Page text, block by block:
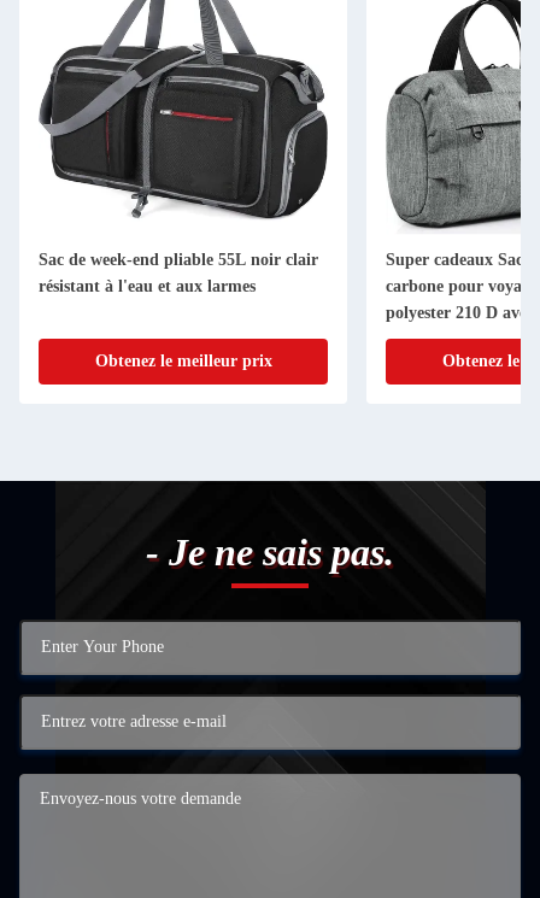
Sac de week-end pliable 55L noir clair
résistant à l'eau et aux larmes
Obtenez le meilleur prix
Super cadeaux Sac
carbone pour
polyester 210 D
combiné
Obtenez le
- Je ne sais pas.